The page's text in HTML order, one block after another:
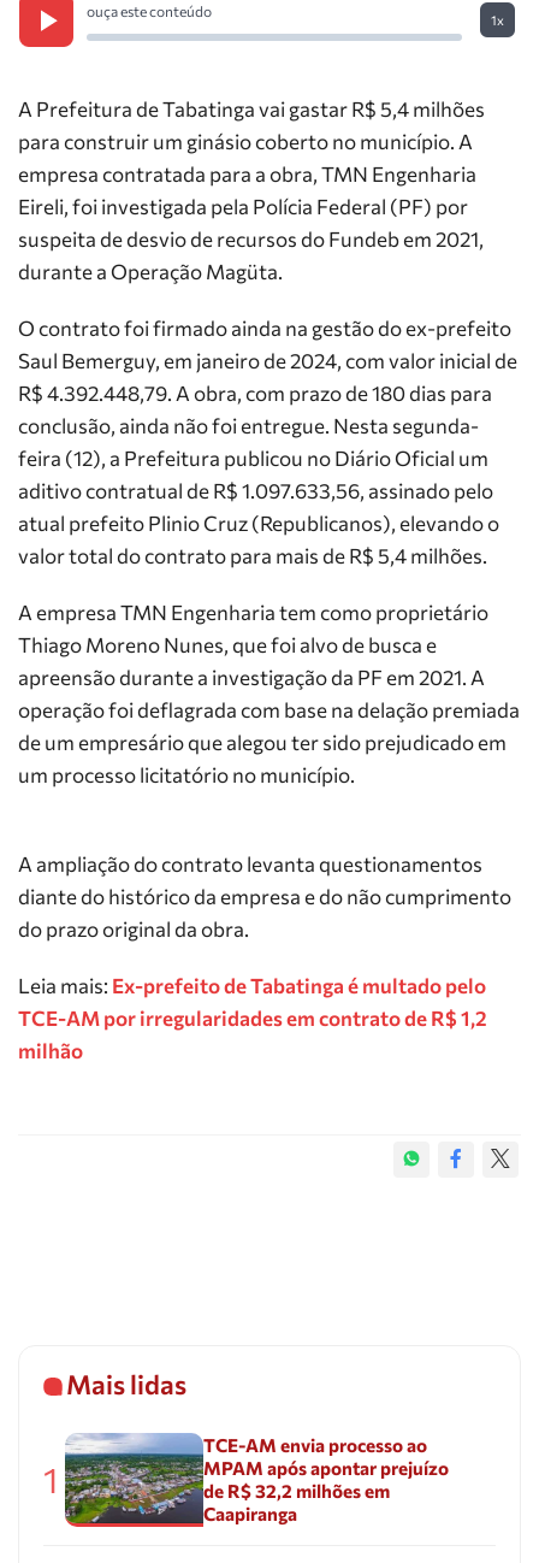
ouça este conteúdo
1x
A Prefeitura de Tabatinga vai gastar R$ 5,4 milhões
para construir um ginásio coberto no município. A
empresa contratada para a obra, TMN Engenharia
Eireli, foi investigada pela Polícia Federal (PF) por
suspeita de desvio de recursos do Fundeb em 2021,
durante a Operação Magüta.
O contrato foi firmado ainda na gestão do ex-prefeito
Saul Bemerguy, em janeiro de 2024, com valor inicial de
R$ 4.392.448,79. A obra, com prazo de 180 dias para
conclusão, ainda não foi entregue. Nesta segunda-
feira (12), a Prefeitura publicou no Diário Oficial um
aditivo contratual de R$ 1.097.633,56, assinado pelo
atual prefeito Plinio Cruz (Republicanos), elevando o
valor total do contrato para mais de R$ 5,4 milhões.
A empresa TMN Engenharia tem como proprietário
Thiago Moreno Nunes, que foi alvo de busca e
apreensão durante a investigação da PF em 2021. A
operação foi deflagrada com base na delação premiada
de um empresário que alegou ter sido prejudicado em
um processo licitatório no município.
A ampliação do contrato levanta questionamentos
diante do histórico da empresa e do não cumprimento
do prazo original da obra.
Leia mais: Ex-prefeito de Tabatinga é multado pelo
TCE-AM por irregularidades em contrato de R$ 1,2
milhão
Mais lidas
1
TCE-AM envia processo ao
MPAM após apontar prejuízo
de R$ 32,2 milhões em
Caapiranga